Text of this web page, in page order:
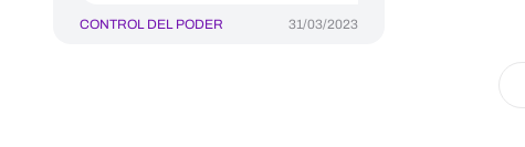
CONTROL DEL PODER 31/03/2023